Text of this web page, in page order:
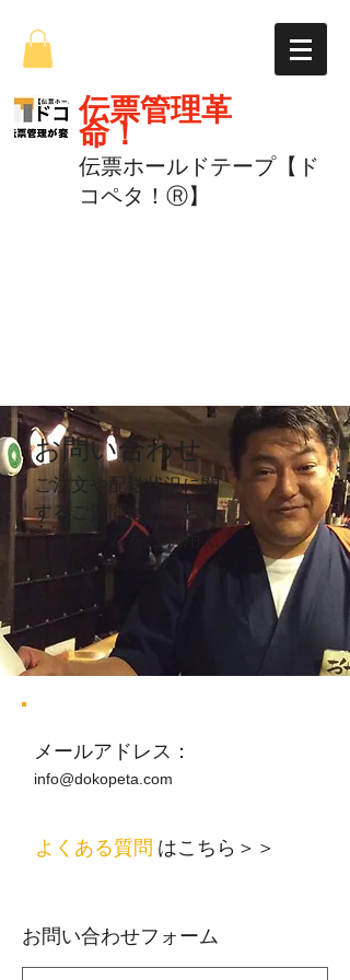
伝票管理革
命！
伝票ホールドテープ【ド
コペタ！Ⓡ】
お問い合わせ
ご注文や配送状況に関
するご質問は、こちら
のフォームをご利用く
ださい。
メールアドレス：
info@dokopeta.com
よくある質問 はこちら＞＞
お問い合わせフォーム